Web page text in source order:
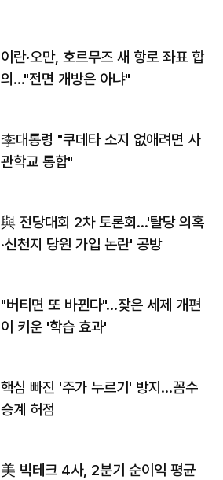
이란·오만, 호르무즈 새 항로 좌표 합
의…"전면 개방은 아냐"
李대통령 "쿠데타 소지 없애려면 사
관학교 통합"
與 전당대회 2차 토론회…'탈당 의혹
·신천지 당원 가입 논란' 공방
"버티면 또 바뀐다"…잦은 세제 개편
이 키운 '학습 효과'
핵심 빠진 '주가 누르기' 방지…꼼수
승계 허점
美 빅테크 4사, 2분기 순이익 평균